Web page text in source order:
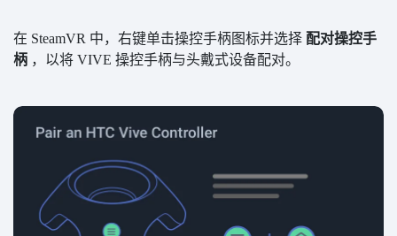
在 SteamVR 中，右键单击操控手柄图标并选择 配对操控手
柄 ，以将 VIVE 操控手柄与头戴式设备配对。